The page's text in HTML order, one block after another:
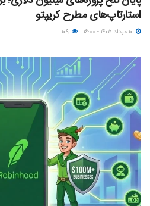
استارتاپ‌های مطرح کریپتو